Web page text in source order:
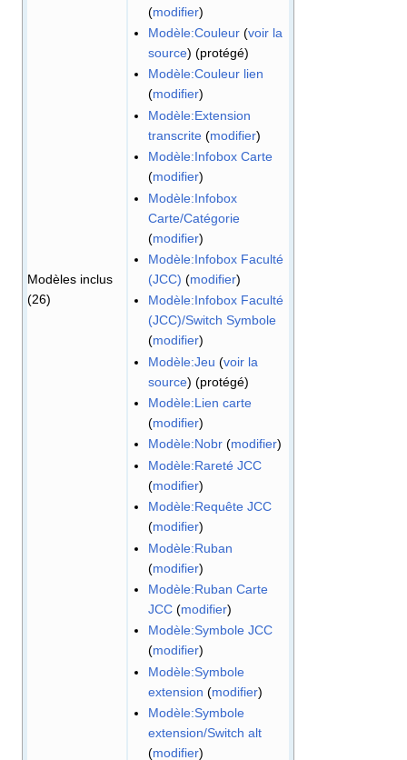
Modèles inclus
(26)
(modifier)
Modèle:Couleur (voir la
source) (protégé)
Modèle:Couleur lien
(modifier)
Modèle:Extension
transcrite (modifier)
Modèle:Infobox Carte
(modifier)
Modèle:Infobox
Carte/Catégorie
(modifier)
Modèle:Infobox Faculté
(JCC) (modifier)
Modèle:Infobox Faculté
(JCC)/Switch Symbole
(modifier)
Modèle:Jeu (voir la
source) (protégé)
Modèle:Lien carte
(modifier)
Modèle:Nobr (modifier)
Modèle:Rareté JCC
(modifier)
Modèle:Requête JCC
(modifier)
Modèle:Ruban
(modifier)
Modèle:Ruban Carte
JCC (modifier)
Modèle:Symbole JCC
(modifier)
Modèle:Symbole
extension (modifier)
Modèle:Symbole
extension/Switch alt
(modifier)